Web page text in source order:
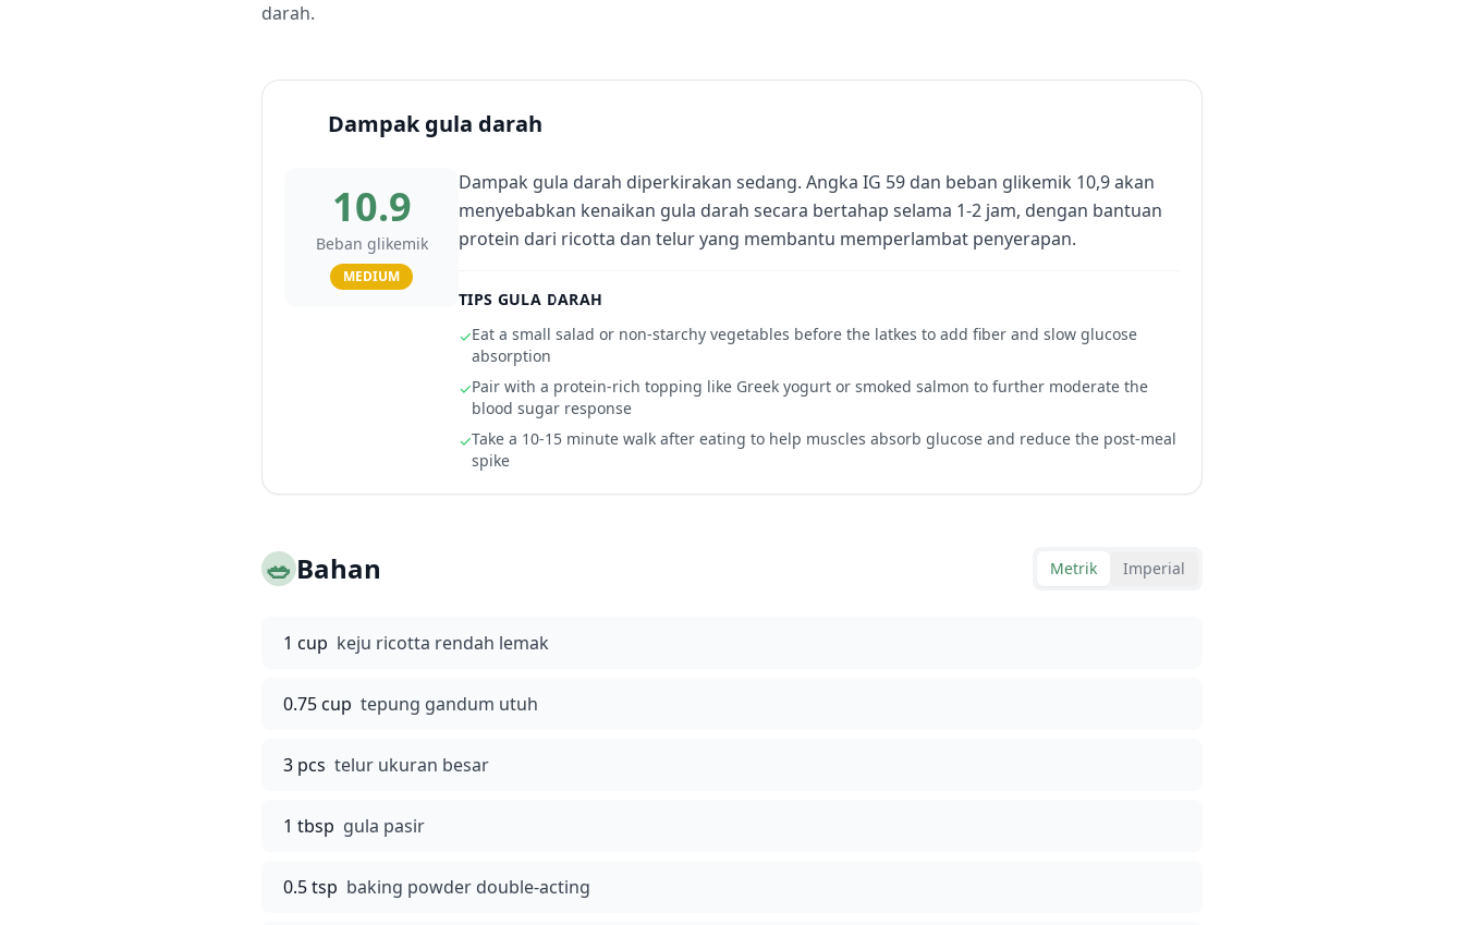
darah.
Dampak gula darah
10.9
Beban glikemik
MEDIUM
Dampak gula darah diperkirakan sedang. Angka IG 59 dan beban glikemik 10,9 akan
menyebabkan kenaikan gula darah secara bertahap selama 1-2 jam, dengan bantuan
protein dari ricotta dan telur yang membantu memperlambat penyerapan.
TIPS GULA DARAH
✓Eat a small salad or non-starchy vegetables before the latkes to add fiber and slow glucose
absorption
✓Pair with a protein-rich topping like Greek yogurt or smoked salmon to further moderate the
blood sugar response
✓Take a 10-15 minute walk after eating to help muscles absorb glucose and reduce the post-meal
spike
🥗Bahan Metrik Imperial
1 cup keju ricotta rendah lemak
0.75 cup tepung gandum utuh
3 pcs telur ukuran besar
1 tbsp gula pasir
0.5 tsp baking powder double-acting